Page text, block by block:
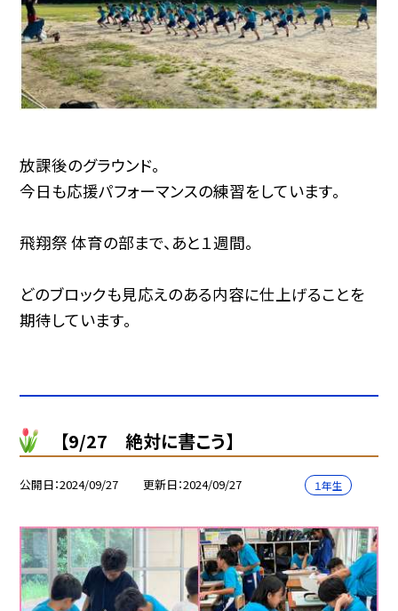
放課後のグラウンド。
今日も応援パフォーマンスの練習をしています。
飛翔祭 体育の部まで、あと１週間。
どのブロックも見応えのある内容に仕上げることを
期待しています。
【9/27 絶対に書こう】
公開日 2024/09/27 更新日 2024/09/27 １年生